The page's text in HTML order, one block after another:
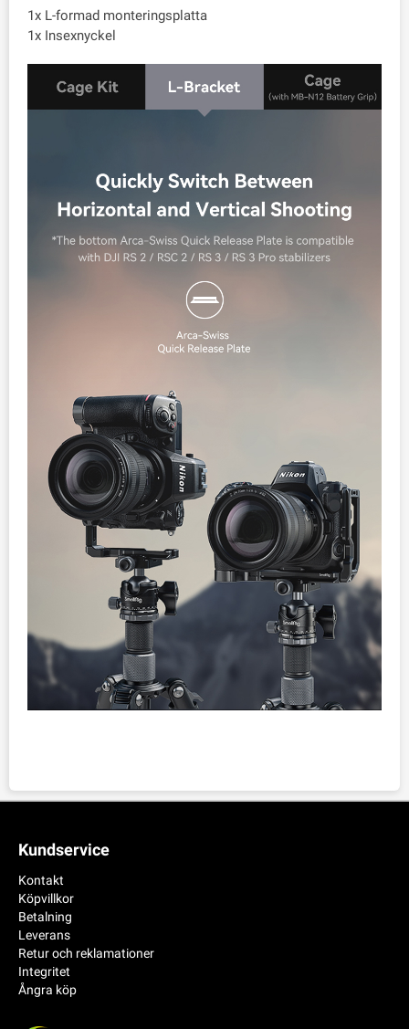
1x L-formad monteringsplatta
1x Insexnyckel
Kundservice
Kontakt
Köpvillkor
Betalning
Leverans
Retur och reklamationer
Integritet
Ångra köp